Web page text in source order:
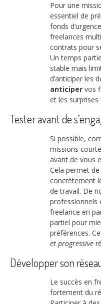
Pour une
essentiel de
fonds
freelances
contrats pour
Un temps
stable mais
d’anticiper les
anticiper vos
et les surprises
Tester avant de
Si possible,
missions
avant de vous
Cela permet
concrètement
de travail. De
professionnels
freelance en
partiel pour
préférences.
et progressive
Développer son
Le succès en
fortement du